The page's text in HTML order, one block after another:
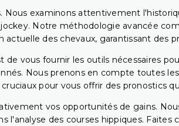
examinons attentivement
Notre méthodologie avancée
des chevaux, garantissant des
vous fournir les outils nécessaires
Nous prenons en compte toutes
pour vous offrir des pronostics
vos opportunités de gains.
des courses hippiques.